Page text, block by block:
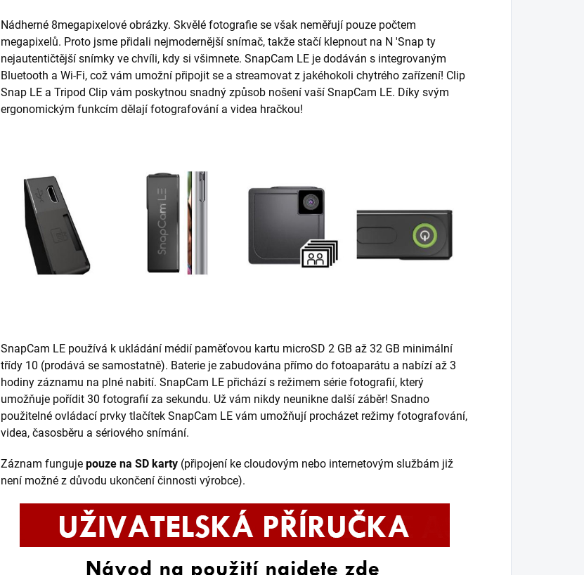
Nádherné 8megapixelové obrázky. Skvělé fotografie se však neměřují pouze počtem
megapixelů. Proto jsme přidali nejmodernější snímač, takže stačí klepnout na N 'Snap ty
nejautentičtější snímky ve chvíli, kdy si všimnete. SnapCam LE je dodáván s integrovaným
Bluetooth a Wi-Fi, což vám umožní připojit se a streamovat z jakéhokoli chytrého zařízení! Clip
Snap LE a Tripod Clip vám poskytnou snadný způsob nošení vaší SnapCam LE. Díky svým
ergonomickým funkcím dělají fotografování a videa hračkou!
SnapCam LE používá k ukládání médií paměťovou kartu microSD 2 GB až 32 GB minimální
třídy 10 (prodává se samostatně). Baterie je zabudována přímo do fotoaparátu a nabízí až 3
hodiny záznamu na plné nabití. SnapCam LE přichází s režimem série fotografií, který
umožňuje pořídit 30 fotografií za sekundu. Už vám nikdy neunikne další záběr! Snadno
použitelné ovládací prvky tlačítek SnapCam LE vám umožňují procházet režimy fotografování,
videa, časosběru a sériového snímání.
Záznam funguje pouze na SD karty (připojení ke cloudovým nebo internetovým službám již
není možné z důvodu ukončení činnosti výrobce).